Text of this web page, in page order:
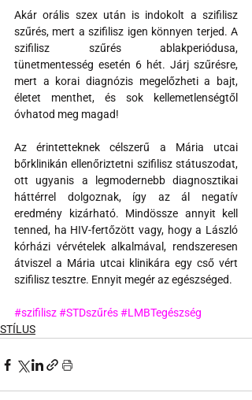
Akár orális szex után is indokolt a szifilisz
szűrés, mert a szifilisz igen könnyen terjed. A
szifilisz szűrés ablakperiódusa,
tünetmentesség esetén 6 hét. Járj szűrésre,
mert a korai diagnózis megelőzheti a bajt,
életet menthet, és sok kellemetlenségtől
óvhatod meg magad!
Az érintetteknek célszerű a Mária utcai
bőrklinikán ellenőriztetni szifilisz státuszodat,
ott ugyanis a legmodernebb diagnosztikai
háttérrel dolgoznak, így az ál negatív
eredmény kizárható. Mindössze annyit kell
tenned, ha HIV-fertőzött vagy, hogy a László
kórházi vérvételek alkalmával, rendszeresen
átviszel a Mária utcai klinikára egy cső vért
szifilisz tesztre. Ennyit megér az egészséged.
#szifilisz#STDszűrés#LMBTegészség
STÍLUS